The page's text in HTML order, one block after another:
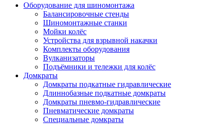
Оборудование для шиномонтажа
Балансировочные стенды
Шиномонтажные станки
Мойки колёс
Устройства для взрывной накачки
Комплекты оборудования
Вулканизаторы
Подъёмники и тележки для колёс
Домкраты
Домкраты подкатные гидравлические
Длиннобазные подкатные домкраты
Домкраты пневмо-гидравлические
Пневматические домкраты
Специальные домкраты